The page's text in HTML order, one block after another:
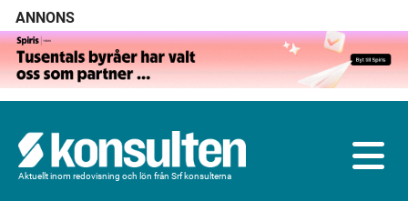
ANNONS
Aktuellt inom redovisning och lön från Srf konsulterna